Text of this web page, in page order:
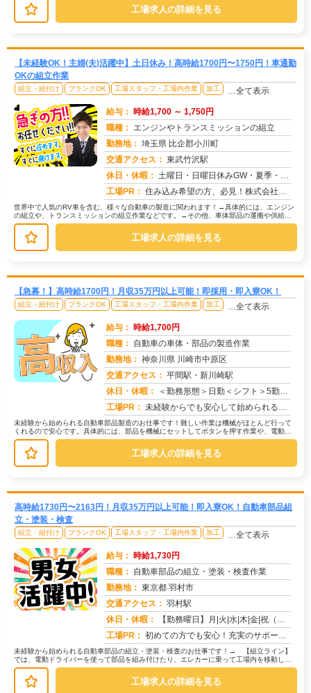
工場求人の詳細を見る
【未経験OK！主婦(夫)活躍中】土日休み！高時給1700円〜1750円！車通勤
OKの組立作業
組立・組付け ブランクOK 工場スタッフ・工場内作業 加工 …全て表示
給与： 時給1,700 ～ 1,750円
職種： エンジンやトランスミッションの組立
勤務地： 埼玉県 比企郡小川町
交通アクセス： 東武竹沢駅
休日・休暇： 土曜日・日曜日休みGW・夏季・年末年始休暇あり
工場PR： 住み込み希望の方、必見！株式会社京栄センターでは、2000人以上の紹介実績があります。→全国2500件以上の格安寮...
世界中で人気のRV車を含む、様々な自動車の製造に関われます！→具体的には、エンジン
の組立や、トランスミッションの組立作業などです。→その他、車体部品の運搬や供給、
機械操作、完成品の検査など、あな...
工場求人の詳細を見る
【急募！】高時給1700円！月収35万円以上可能！即採用・即入寮OK！
組立・組付け ブランクOK 工場スタッフ・工場内作業 加工 …全て表示
給与： 時給1,700円
職種： 自動車の車体・部品の製造作業
勤務地： 神奈川県 川崎市中原区
交通アクセス： 平間駅・新川崎駅
休日・休暇：
＜勤務形態＞日勤＜シフト＞5勤２休＜休日＞土日長期休暇GW 夏季 年末年始
工場PR： 未経験からでも安心して始められるお仕事です！→ 経験・学歴・スキルは一切不問です！未経験で活躍している方が多数いま...
未経験から始められる自動車部品製造のお仕事です！難しい作業は機械がほとんど行って
くれるので安心です。具体的には、部品を機械にセットしてボタンを押す作業や、電動ド
ライバーを使って部品を組み付ける作...
工場求人の詳細を見る
高時給1730円〜2163円！月収35万円以上可能！即入寮OK！自動車部品組
立・塗装・検査
組立・組付け ブランクOK 工場スタッフ・工場内作業 加工 …全て表示
給与： 時給1,730円
職種： 自動車部品の組立・塗装・検査作業
勤務地： 東京都 羽村市
交通アクセス： 羽村駅
休日・休暇：
【勤務曜日】月|火|水|木|金|祝（工場カレンダーに準ずる）【休日・休暇】土日休み（GW休暇・夏季休暇・年末年始休...
工場PR： 初めての方でも安心！充実のサポート体制で新しい一歩を踏み出せます。→寮費無料の住み込みOK！初期費用0円で、すぐに...
未経験から始められる自動車部品の組立・塗装・検査のお仕事です！→ 【組立ライン】
では、電動ドライバーを使って部品を組み付けたり、エレカーに乗って工場内を移動して
部品を供給する作業があります。→ ...
工場求人の詳細を見る